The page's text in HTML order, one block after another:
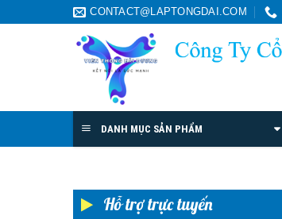
CONTACT@LAPTONGDAI.COM
DANH MỤC SẢN PHẨM
Hỗ trợ trực tuyến